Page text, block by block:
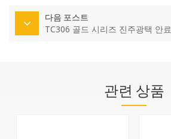
다음 포스트
TC306 골드 시리즈 진주광택 안료
관련 상품